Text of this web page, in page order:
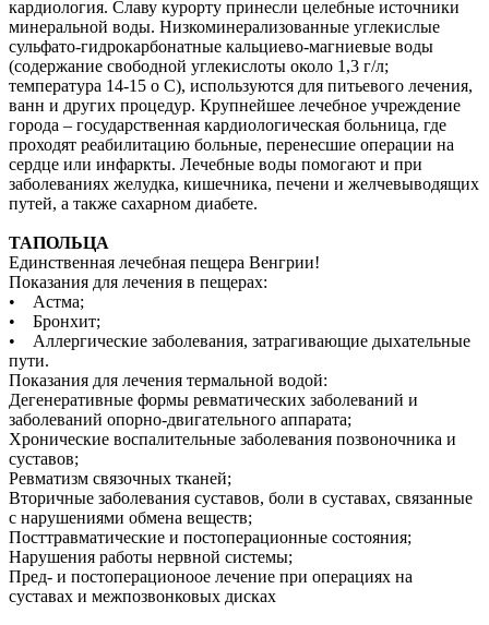
кардиология. Славу курорту принесли целебные источники
минеральной воды. Низкоминерализованные углекислые
сульфато-гидрокарбонатные кальциево-магниевые воды
(содержание свободной углекислоты около 1,3 г/л;
температура 14-15 о С), используются для питьевого лечения,
ванн и других процедур. Крупнейшее лечебное учреждение
города – государственная кардиологическая больница, где
проходят реабилитацию больные, перенесшие операции на
сердце или инфаркты. Лечебные воды помогают и при
заболеваниях желудка, кишечника, печени и желчевыводящих
путей, а также сахарном диабете.
ТАПОЛЬЦА
Единственная лечебная пещера Венгрии!
Показания для лечения в пещерах:
• Астма;
• Бронхит;
• Аллергические заболевания, затрагивающие дыхательные
пути.
Показания для лечения термальной водой:
Дегенеративные формы ревматических заболеваний и
заболеваний опорно-двигательного аппарата;
Хронические воспалительные заболевания позвоночника и
суставов;
Ревматизм связочных тканей;
Вторичные заболевания суставов, боли в суставах, связанные
с нарушениями обмена веществ;
Посттравматические и постоперационные состояния;
Нарушения работы нервной системы;
Пред- и постоперационоое лечение при операциях на
суставах и межпозвонковых дисках